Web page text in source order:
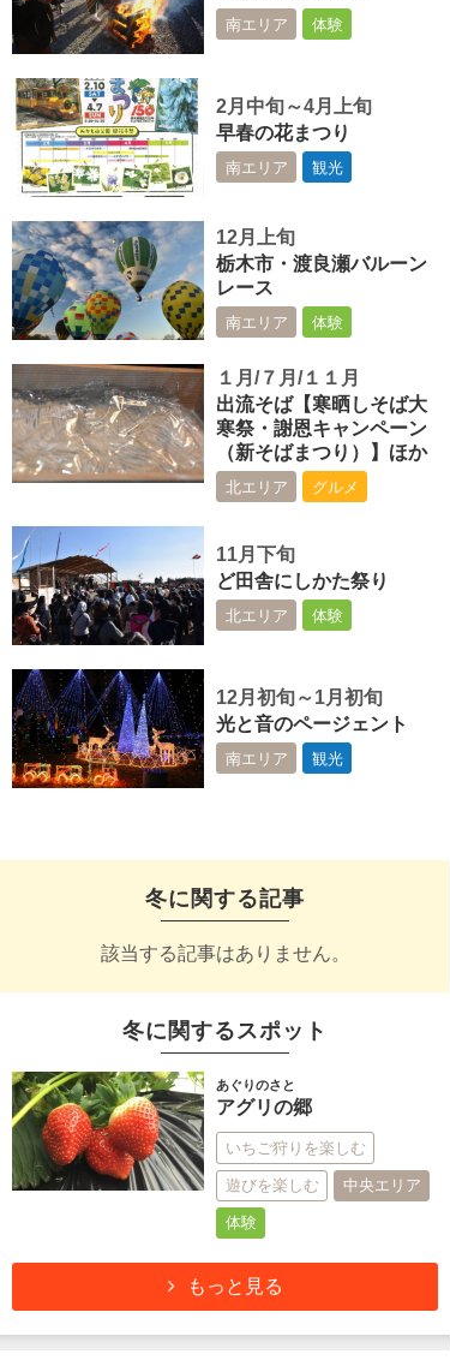
南エリア 体験
2月中旬～4月上旬
早春の花まつり
南エリア 観光
12月上旬
栃木市・渡良瀬バルーン
レース
南エリア 体験
１月/７月/１１月
出流そば【寒晒しそば大
寒祭・謝恩キャンペーン
（新そばまつり）】ほか
北エリア グルメ
11月下旬
ど田舎にしかた祭り
北エリア 体験
12月初旬～1月初旬
光と音のページェント
南エリア 観光
冬に関する記事
該当する記事はありません。
冬に関するスポット
あぐりのさと
アグリの郷
いちご狩りを楽しむ
遊びを楽しむ 中央エリア
体験
もっと見る